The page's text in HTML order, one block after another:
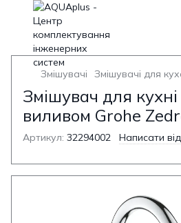
Змішувачі Змішувачі для
Змішувач для
виливом Grohe
Артикул: 32294002 Написати